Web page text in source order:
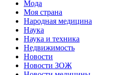
Мода
Моя страна
Народная медицина
Наука
Наука и техника
Недвижимость
Новости
Новости ЗОЖ